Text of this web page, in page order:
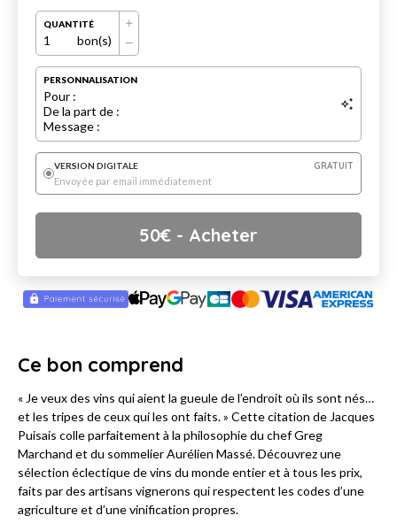
QUANTITÉ
1 bon(s)
PERSONNALISATION
Pour :
De la part de :
Message :
VERSION DIGITALE
GRATUIT
Envoyée par email immédiatement
50€ - Acheter
Ce bon comprend
« Je veux des vins qui aient la gueule de l’endroit où ils sont nés…
et les tripes de ceux qui les ont faits. » Cette citation de Jacques
Puisais colle parfaitement à la philosophie du chef Greg
Marchand et du sommelier Aurélien Massé. Découvrez une
sélection éclectique de vins du monde entier et à tous les prix,
faits par des artisans vignerons qui respectent les codes d’une
agriculture et d’une vinification propres.